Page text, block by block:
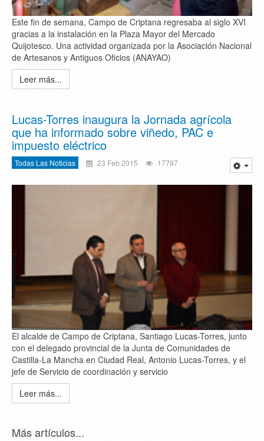
Este fin de semana, Campo de Criptana regresaba al siglo XVI
gracias a la instalación en la Plaza Mayor del Mercado
Quijotesco. Una actividad organizada por la Asociación Nacional
de Artesanos y Antiguos Oficios (ANAYAO)
Leer más...
Lucas-Torres inaugura la Jornada agrícola
que ha informado sobre viñedo, PAC e
impuesto eléctrico
Todas Las Noticias 23 Feb 2015 17797
El alcalde de Campo de Criptana, Santiago Lucas-Torres, junto
con el delegado provincial de la Junta de Comunidades de
Castilla-La Mancha en Ciudad Real, Antonio Lucas-Torres, y el
jefe de Servicio de coordinación y servicio
Leer más...
Más artículos...